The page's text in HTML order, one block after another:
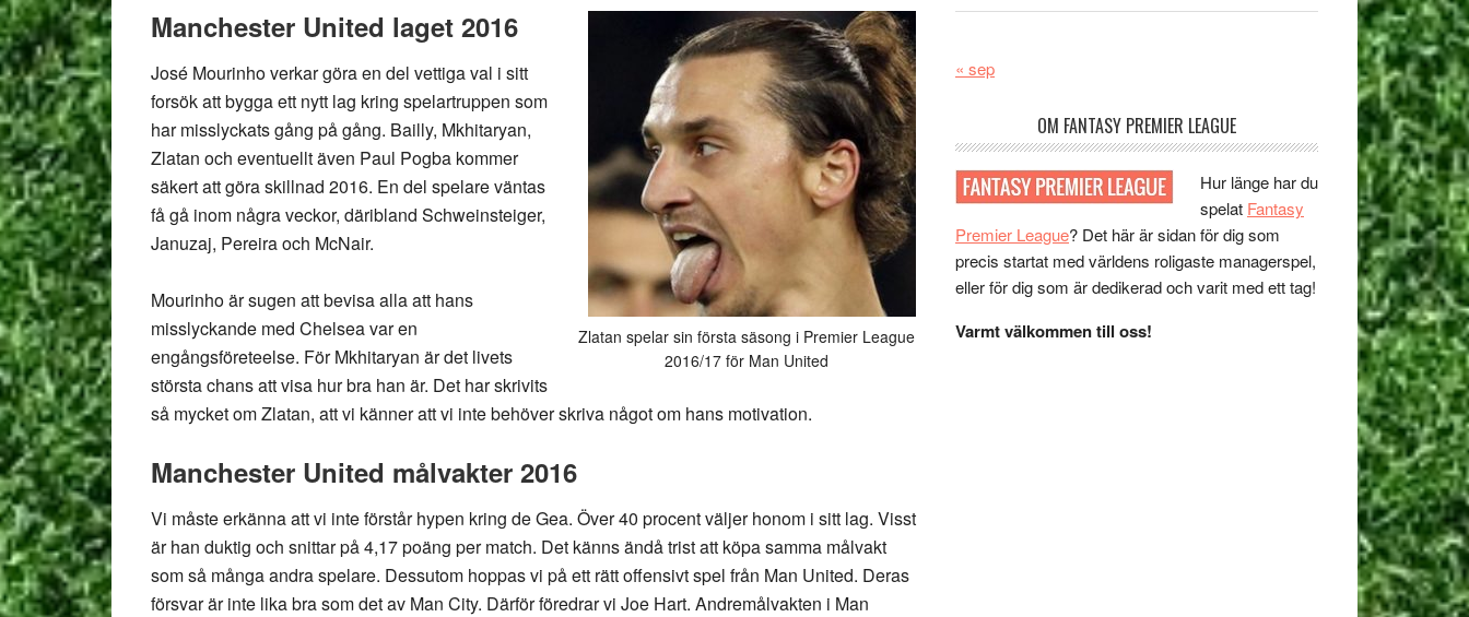
Zlatan spelar sin första säsong i Premier League
2016/17 för Man United
Manchester United laget 2016
José Mourinho verkar göra en del vettiga val i sitt
forsök att bygga ett nytt lag kring spelartruppen som
har misslyckats gång på gång. Bailly, Mkhitaryan,
Zlatan och eventuellt även Paul Pogba kommer
säkert att göra skillnad 2016. En del spelare väntas
få gå inom några veckor, däribland Schweinsteiger,
Januzaj, Pereira och McNair.
Mourinho är sugen att bevisa alla att hans
misslyckande med Chelsea var en
engångsföreteelse. För Mkhitaryan är det livets
största chans att visa hur bra han är. Det har skrivits
så mycket om Zlatan, att vi känner att vi inte behöver skriva något om hans motivation.
Manchester United målvakter 2016
Vi måste erkänna att vi inte förstår hypen kring de Gea. Över 40 procent väljer honom i sitt lag. Visst
är han duktig och snittar på 4,17 poäng per match. Det känns ändå trist att köpa samma målvakt
som så många andra spelare. Dessutom hoppas vi på ett rätt offensivt spel från Man United. Deras
försvar är inte lika bra som det av Man City. Därför föredrar vi Joe Hart. Andremålvakten i Man
« sep
OM FANTASY PREMIER LEAGUE
Hur länge har du
spelat Fantasy
Premier League? Det här är sidan för dig som
precis startat med världens roligaste managerspel,
eller för dig som är dedikerad och varit med ett tag!
Varmt välkommen till oss!